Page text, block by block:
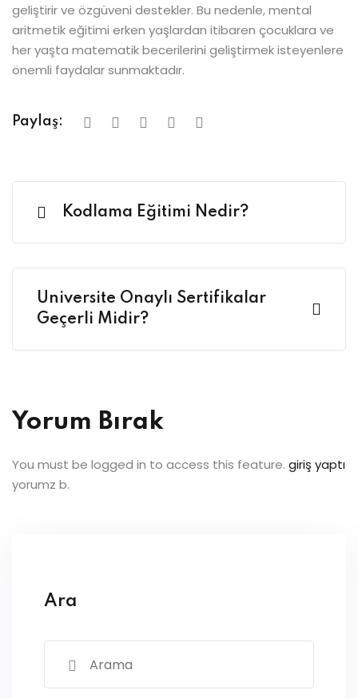
geliştirir ve özgüveni destekler. Bu nedenle, mental
aritmetik eğitimi erken yaşlardan itibaren çocuklara ve
her yaşta matematik becerilerini geliştirmek isteyenlere
önemli faydalar sunmaktadır.
Paylaş:
Kodlama Eğitimi Nedir?
Üniversite Onaylı Sertifikalar
Geçerli Midir?
Yorum Bırak
You must be logged in to access this feature. giriş yaptı
yorumz b.
Ara